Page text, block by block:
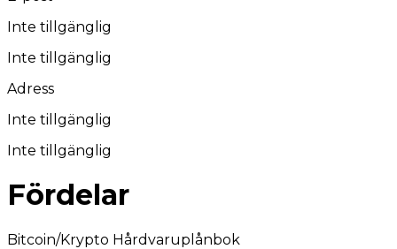
Inte tillgänglig
Inte tillgänglig
Adress
Inte tillgänglig
Inte tillgänglig
Fördelar
Bitcoin/Krypto Hårdvaruplånbok